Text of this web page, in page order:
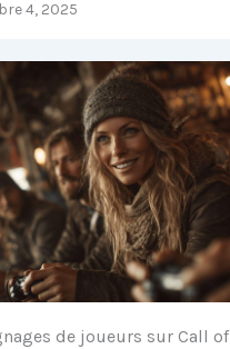
4, 2025
de joueurs sur Call of